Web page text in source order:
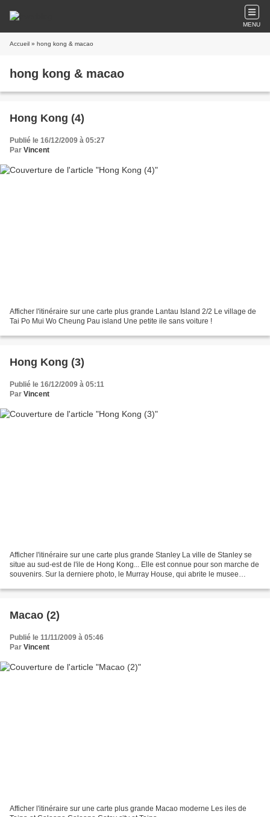
MENU
Accueil » hong kong & macao
hong kong & macao
Hong Kong (4)
Publié le 16/12/2009 à 05:27
Par Vincent
Afficher l'itinéraire sur une carte plus grande Lantau Island 2/2 Le village de
Tai Po Mui Wo Cheung Pau island Une petite ile sans voiture !
Hong Kong (3)
Publié le 16/12/2009 à 05:11
Par Vincent
Afficher l'itinéraire sur une carte plus grande Stanley La ville de Stanley se
situe au sud-est de l'ile de Hong Kong... Elle est connue pour son marche de
souvenirs. Sur la derniere photo, le Murray House, qui abrite le musee
Macao (2)
Publié le 11/11/2009 à 05:46
Par Vincent
Afficher l'itinéraire sur une carte plus grande Macao moderne Les iles de